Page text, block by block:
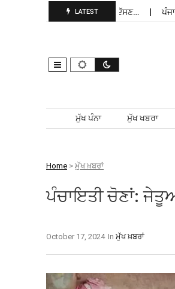
LATEST
ਇਰਾਨ ਜੰਗ ਦਾ ਸਪੱਸ਼ਟ ਕਾਰਨ ਦੱਸਣ… ਪੰਜਾਬੀ
Skip to content
ਮੁੱਖ ਪੰਨਾ ਮੁੱਖ ਖਬਰਾ
Home > ਮੁੱਖ ਖ਼ਬਰਾਂ
ਪੰਚਾਇਤੀ ਚੋਣਾਂ:
In ਮੁੱਖ ਖ਼ਬਰਾਂ
October 17, 2024